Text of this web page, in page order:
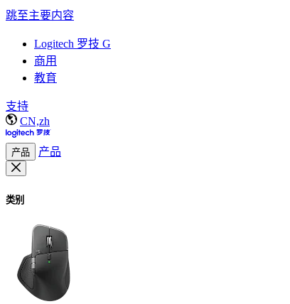
跳至主要内容
Logitech 罗技 G
商用
教育
支持
CN,zh
产品 产品
类别